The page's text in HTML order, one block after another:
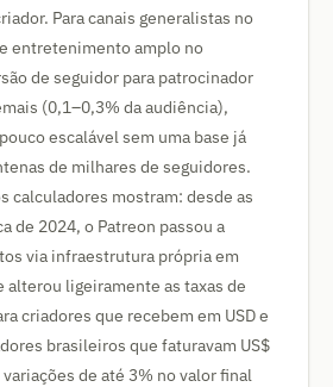
Para canais generalistas no
entretenimento amplo no
de seguidor para patrocinador
(0,1–0,3% da audiência),
escalável sem uma base já
de milhares de seguidores.
calculadores mostram: desde as
de 2024, o Patreon passou a
via infraestrutura própria em
alterou ligeiramente as taxas de
criadores que recebem em USD e
brasileiros que faturavam US$
de até 3% no valor final